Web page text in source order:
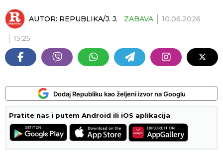
AUTOR: REPUBLIKA/J. J. ZABAVA 10.06.2026
15:25
Dodaj Republiku kao željeni izvor na Googlu
Pratite nas i putem Android ili iOS aplikacija